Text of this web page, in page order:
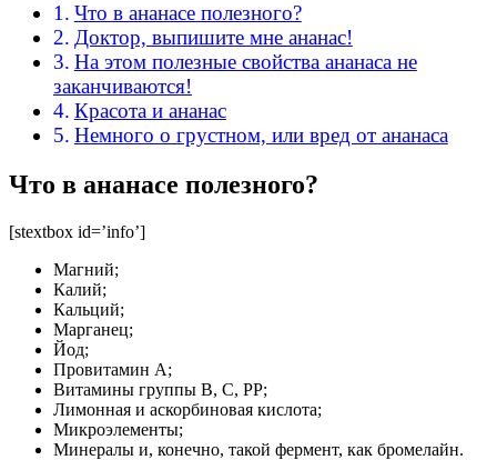
Что в ананасе полезного?
Доктор, выпишите мне ананас!
На этом полезные свойства ананаса не
заканчиваются!
Красота и ананас
Немного о грустном, или вред от ананаса
Что в ананасе полезного?
[stextbox id=’info’]
Магний;
Калий;
Кальций;
Марганец;
Йод;
Провитамин А;
Витамины группы В, С, PP;
Лимонная и аскорбиновая кислота;
Микроэлементы;
Минералы и, конечно, такой фермент, как бромелайн.